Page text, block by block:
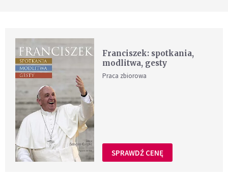
Franciszek: spotkania,
modlitwa, gesty
Praca zbiorowa
SPRAWDŹ CENĘ